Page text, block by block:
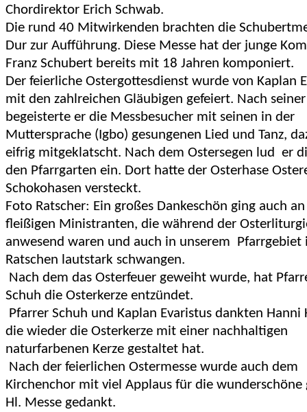
Chordirektor Erich Schwab.
Die rund 40 Mitwirkenden brachten die
Dur zur Aufführung. Diese Messe hat der junge
Franz Schubert bereits mit 18 Jahren komponiert.
Der feierliche Ostergottesdienst wurde von Kaplan
mit den zahlreichen Gläubigen gefeiert. Nach
begeisterte er die Messbesucher mit seinen in der
Muttersprache (Igbo) gesungenen Lied und Tanz,
eifrig mitgeklatscht. Nach dem Ostersegen lud er
den Pfarrgarten ein. Dort hatte der Osterhase
Schokohasen versteckt.
Foto Ratscher: Ein großes Dankeschön ging auch
fleißigen Ministranten, die während der
anwesend waren und auch in unserem Pfarrgebiet
Ratschen lautstark schwangen.
Nach dem das Osterfeuer geweiht wurde, hat
Schuh die Osterkerze entzündet.
Pfarrer Schuh und Kaplan Evaristus dankten Hanni
die wieder die Osterkerze mit einer nachhaltigen
naturfarbenen Kerze gestaltet hat.
Nach der feierlichen Ostermesse wurde auch dem
Kirchenchor mit viel Applaus für die wunderschöne
Hl. Messe gedankt.